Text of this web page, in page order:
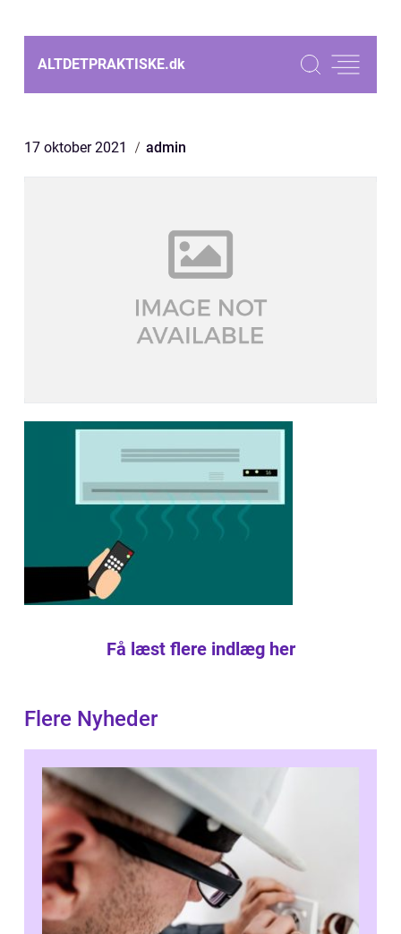
ALTDETPRAKTISKE.dk
17 oktober 2021 admin
Få læst flere indlæg her
Flere Nyheder